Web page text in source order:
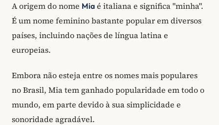
A origem do nome Mia é italiana e significa "minha".
É um nome feminino bastante popular em diversos
países, incluindo nações de língua latina e
europeias.
Embora não esteja entre os nomes mais populares
no Brasil, Mia tem ganhado popularidade em todo o
mundo, em parte devido à sua simplicidade e
sonoridade agradável.